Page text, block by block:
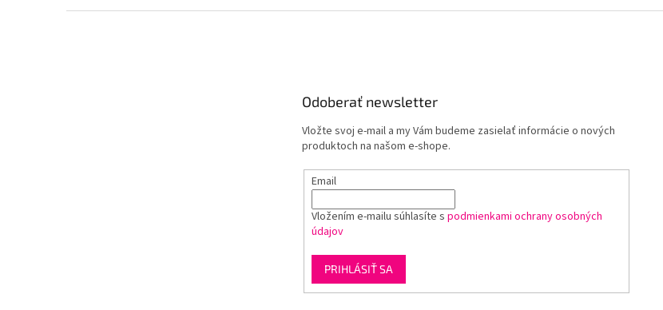
Odoberať newsletter
Vložte svoj e-mail a my Vám budeme zasielať informácie o nových
produktoch na našom e-shope.
Email
Vložením e-mailu súhlasíte s podmienkami ochrany osobných
údajov
PRIHLÁSIŤ SA